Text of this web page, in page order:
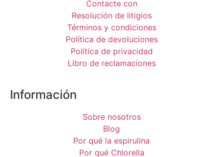
Contacte con
Resolución de litigios
Términos y condiciones
Política de devoluciones
Política de privacidad
Libro de reclamaciones
Información
Sobre nosotros
Blog
Por qué la espirulina
Por qué Chlorella